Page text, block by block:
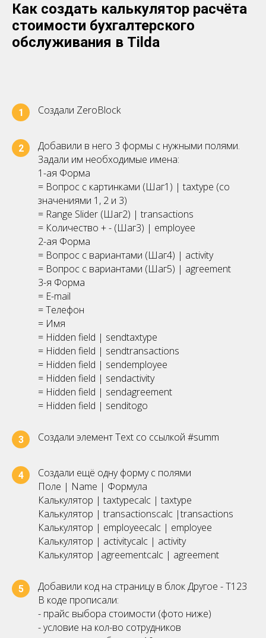
Как создать калькулятор расчёта
стоимости бухгалтерского
обслуживания в Tilda
1 Создали ZeroBlock
2
Добавили в него 3 формы с нужными полями.
Задали им необходимые имена:
1-ая Форма
= Вопрос с картинками (Шаг1) | taxtype (со
значениями 1, 2 и 3)
= Range Slider (Шаг2) | transactions
= Количество + - (Шаг3) | employee
2-ая Форма
= Вопрос с вариантами (Шаг4) | activity
= Вопрос с вариантами (Шаг5) | agreement
3-я Форма
= E-mail
= Телефон
= Имя
= Hidden field | sendtaxtype
= Hidden field | sendtransactions
= Hidden field | sendemployee
= Hidden field | sendactivity
= Hidden field | sendagreement
= Hidden field | senditogo
3 Создали элемент Text со ссылкой #summ
4
Создали ещё одну форму с полями
Поле | Name | Формула
Калькулятор | taxtypecalc | taxtype
Калькулятор | transactionscalc |transactions
Калькулятор | employeecalc | employee
Калькулятор | activitycalc | activity
Калькулятор |agreementcalc | agreement
5
Добавили код на страницу в блок Другое - Т123
В коде прописали:
- прайс выбора стоимости (фото ниже)
- условие на кол-во сотрудников